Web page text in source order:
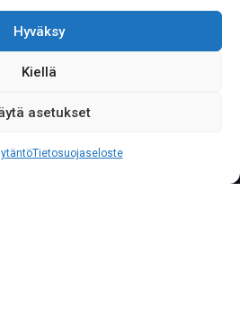
Hyväksy
Kiellä
asetukset
Tietosuojaseloste
622 33
yritysasiakkaita läpi
päivänä.